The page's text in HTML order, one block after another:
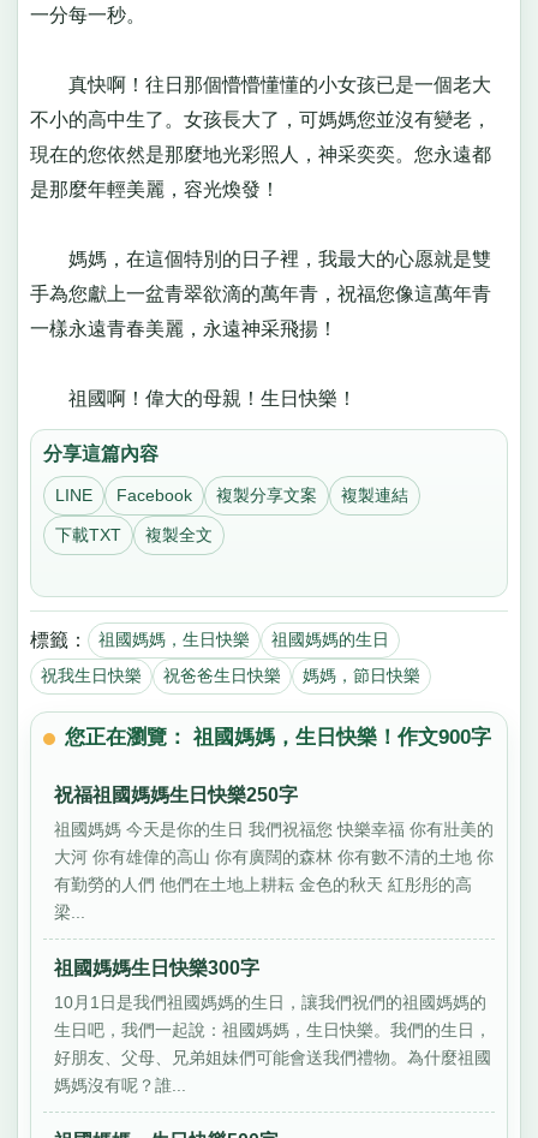
一分每一秒。
真快啊！往日那個懵懵懂懂的小女孩已是一個老大
不小的高中生了。女孩長大了，可媽媽您並沒有變老，
現在的您依然是那麼地光彩照人，神采奕奕。您永遠都
是那麼年輕美麗，容光煥發！
媽媽，在這個特別的日子裡，我最大的心愿就是雙
手為您獻上一盆青翠欲滴的萬年青，祝福您像這萬年青
一樣永遠青春美麗，永遠神采飛揚！
祖國啊！偉大的母親！生日快樂！
分享這篇內容
LINE Facebook 複製分享文案 複製連結
下載TXT 複製全文
標籤： 祖國媽媽，生日快樂
祖國媽媽的生日
祝我生日快樂
祝爸爸生日快樂 媽媽，節日快樂
您正在瀏覽： 祖國媽媽，生日快樂！作文900字
祝福祖國媽媽生日快樂250字
祖國媽媽 今天是你的生日 我們祝福您 快樂幸福 你有壯美的
大河 你有雄偉的高山 你有廣闊的森林 你有數不清的土地 你
有勤勞的人們 他們在土地上耕耘 金色的秋天 紅彤彤的高
梁...
祖國媽媽生日快樂300字
10月1日是我們祖國媽媽的生日，讓我們祝們的祖國媽媽的
生日吧，我們一起說：祖國媽媽，生日快樂。我們的生日，
好朋友、父母、兄弟姐妹們可能會送我們禮物。為什麼祖國
媽媽沒有呢？誰...